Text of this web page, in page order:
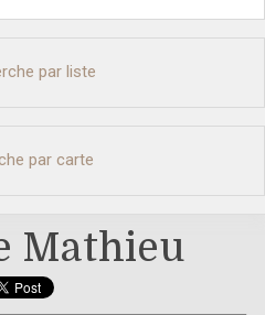
par liste
par carte
Mathieu